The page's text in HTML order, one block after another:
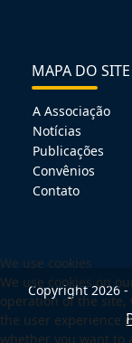
MAPA DO SITE
A Associação
Notícias
Publicações
Convênios
Contato
Copyright 2026 -
We use cookies
We use cookies on
operation of the
the user experience
whether you want to